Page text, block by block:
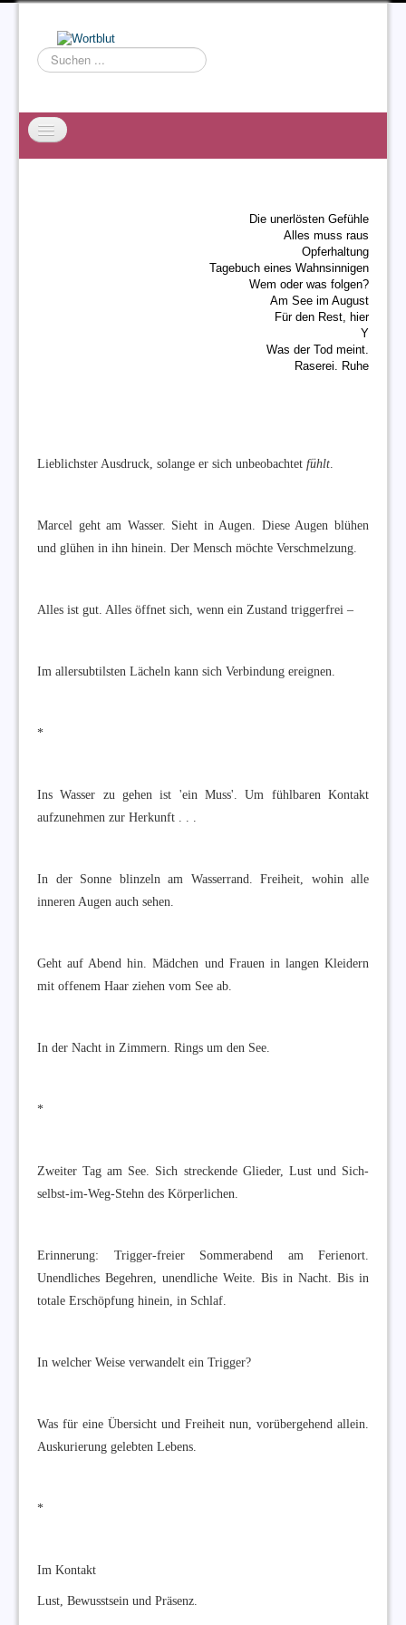
Suchen
...
Die unerlösten Gefühle
Alles muss raus
Opferhaltung
Tagebuch eines Wahnsinnigen
Wem oder was folgen?
Am See im August
Für den Rest, hier
Y
Was der Tod meint.
Raserei. Ruhe
Lieblichster Ausdruck, solange er sich unbeobachtet fühlt
Marcel geht am Wasser. Sieht in Augen. Diese Augen blühen
und glühen in ihn hinein. Der Mensch möchte Verschmelzung.
Alles ist gut. Alles öffnet sich, wenn ein Zustand triggerfrei –
Im allersubtilsten Lächeln kann sich Verbindung ereignen.
*
Ins Wasser zu gehen ist 'ein Muss'. Um fühlbaren Kontakt
aufzunehmen zur Herkunft . . .
In der Sonne blinzeln am Wasserrand. Freiheit, wohin alle
inneren Augen auch sehen.
Geht auf Abend hin. Mädchen und Frauen in langen Kleidern
mit offenem Haar ziehen vom See ab.
In der Nacht in Zimmern. Rings um den See.
*
Zweiter Tag am See. Sich streckende Glieder, Lust und Sich-
selbst-im-Weg-Stehn des Körperlichen.
Erinnerung: Trigger-freier Sommerabend am Ferienort.
Unendliches Begehren, unendliche Weite. Bis in Nacht. Bis in
totale Erschöpfung hinein, in Schlaf.
In welcher Weise verwandelt ein Trigger?
Was für eine Übersicht und Freiheit nun, vorübergehend allein.
Auskurierung gelebten Lebens.
*
Im Kontakt
Lust, Bewusstsein und Präsenz.